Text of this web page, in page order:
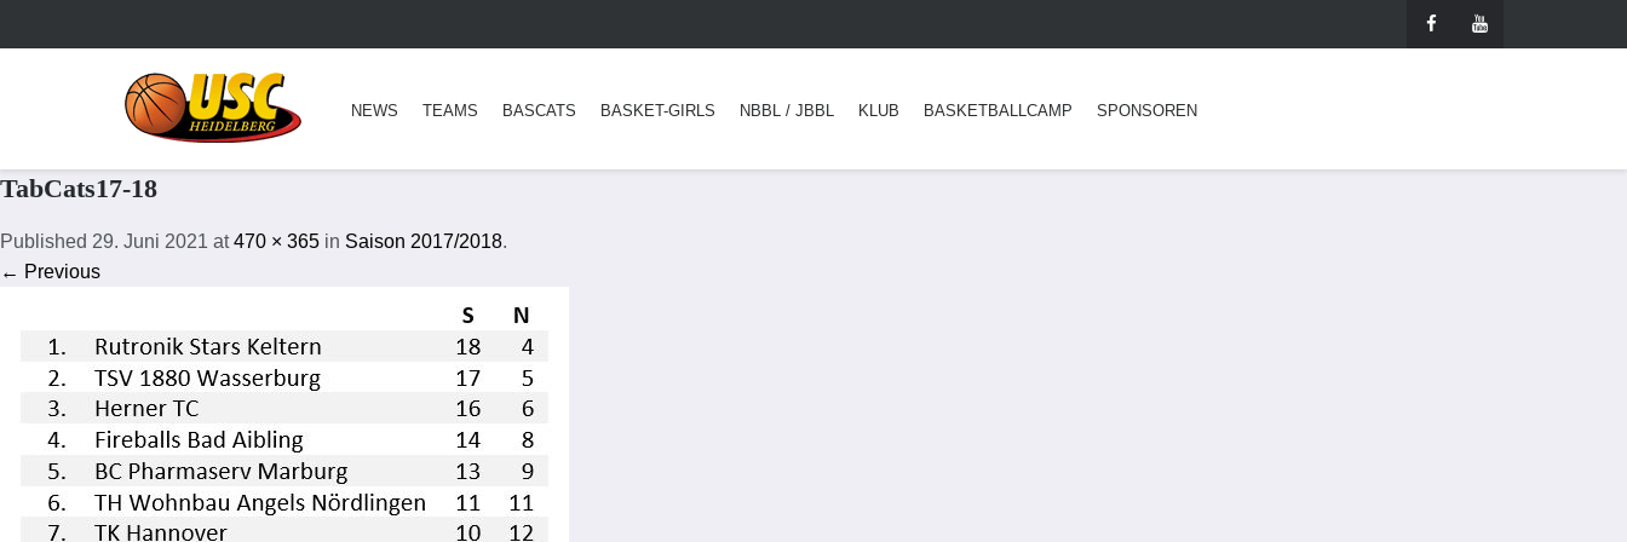
NEWS TEAMS BASCATS BASKET-GIRLS NBBL / JBBL KLUB BASKETBALLCAMP SPONSOREN
TabCats17-18
Published 29. Juni 2021 at470 × 365 in Saison 2017/2018.
← Previous